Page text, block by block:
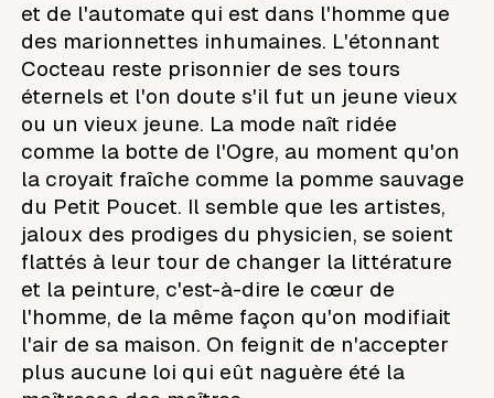
et de l'automate qui est dans l'homme que
des marionnettes inhumaines. L'étonnant
Cocteau reste prisonnier de ses tours
éternels et l'on doute s'il fut un jeune vieux
ou un vieux jeune. La mode naît ridée
comme la botte de l'Ogre, au moment qu'on
la croyait fraîche comme la pomme sauvage
du Petit Poucet. Il semble que les artistes,
jaloux des prodiges du physicien, se soient
flattés à leur tour de changer la littérature
et la peinture, c'est-à-dire le cœur de
l'homme, de la même façon qu'on modifiait
l'air de sa maison. On feignit de n'accepter
plus aucune loi qui eût naguère été la